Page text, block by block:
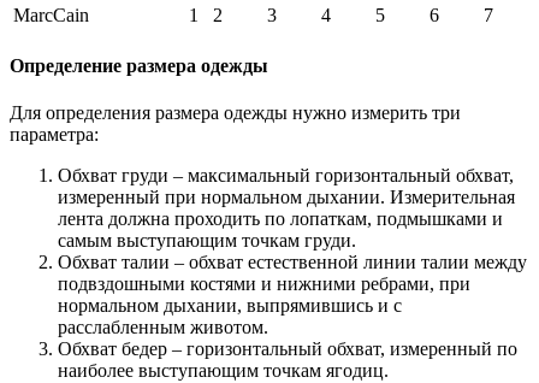
MarcCain
1 2 3 4 5 6 7
Определение размера одежды
Для определения размера одежды нужно измерить три
параметра:
Обхват груди – максимальный горизонтальный обхват,
измеренный при нормальном дыхании. Измерительная
лента должна проходить по лопаткам, подмышками и
самым выступающим точкам груди.
Обхват талии – обхват естественной линии талии между
подвздошными костями и нижними ребрами, при
нормальном дыхании, выпрямившись и с
расслабленным животом.
Обхват бедер – горизонтальный обхват, измеренный по
наиболее выступающим точкам ягодиц.